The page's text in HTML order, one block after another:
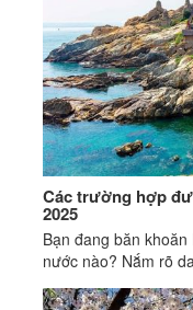
Các trường hợp
2025
Bạn đang băn
nước nào? Nắm rõ